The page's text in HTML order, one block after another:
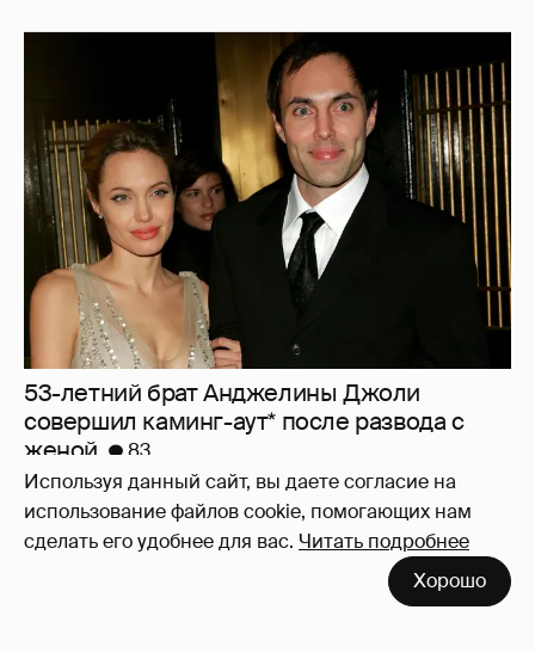
Используя данный сайт, вы даете согласие на
использование файлов cookie, помогающих нам
сделать его удобнее для вас. Читать подробнее
Хорошо
53-летний брат Анджелины Джоли
совершил каминг-аут* после развода с
женой
83